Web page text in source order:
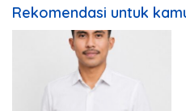
Rekomendasi untuk